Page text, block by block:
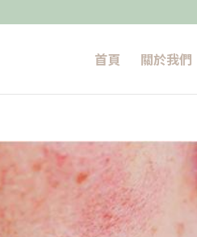
首頁 關於我們